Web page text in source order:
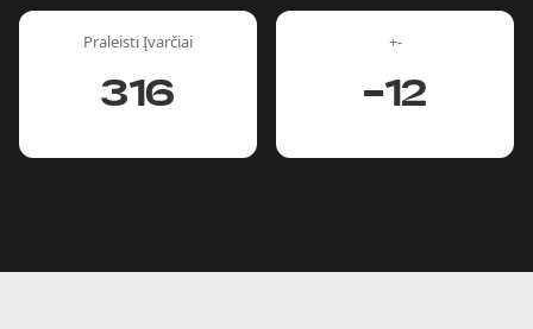
Praleisti Įvarčiai
316
+-
-12